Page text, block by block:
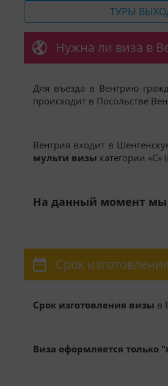
ТУРЫ
Нужна ли виза в
Для въезда в Венгрию
происходит в Посольстве
Венгрия входит в
мульти визы категории
На данный момент мы
Срок
Срок изготовления визы в
Виза оформляется только